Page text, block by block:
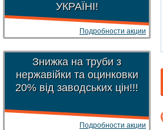
УКРАЇНІ!
Подробности акции
Знижка на труби з
нержавійки та оцинковки
20% від заводських цін!!!
Подробности акции